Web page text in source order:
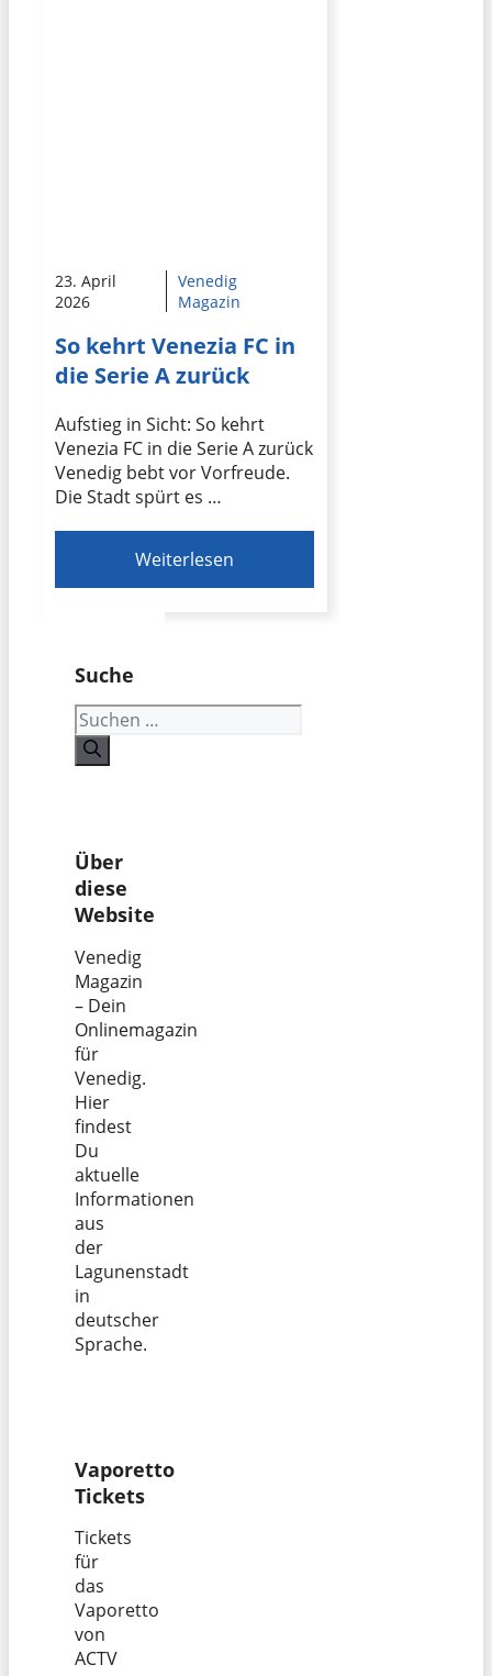
23. April
2026
Venedig
Magazin
So kehrt Venezia FC in
die Serie A zurück
Aufstieg in Sicht: So kehrt
Venezia FC in die Serie A zurück
Venedig bebt vor Vorfreude.
Die Stadt spürt es …
Weiterlesen
Suche
Suchen
nach:
Über
diese
Website
Venedig
Magazin
– Dein
Onlinemagazin
für
Venedig.
Hier
findest
Du
aktuelle
Informationen
aus
der
Lagunenstadt
in
deutscher
Sprache.
Vaporetto
Tickets
Tickets
für
das
Vaporetto
von
ACTV